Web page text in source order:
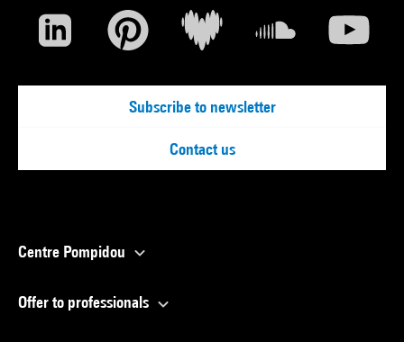
Subscribe to newsletter
Contact us
Centre Pompidou
Offer to professionals